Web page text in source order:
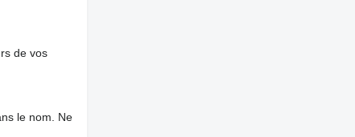
de vos
le nom. Ne